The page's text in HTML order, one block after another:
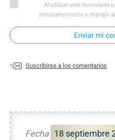
Al utilizar este formulario
almacenamiento y manejo
Enviar mi
Suscribirse a los comentarios
Fecha 18 septiembre